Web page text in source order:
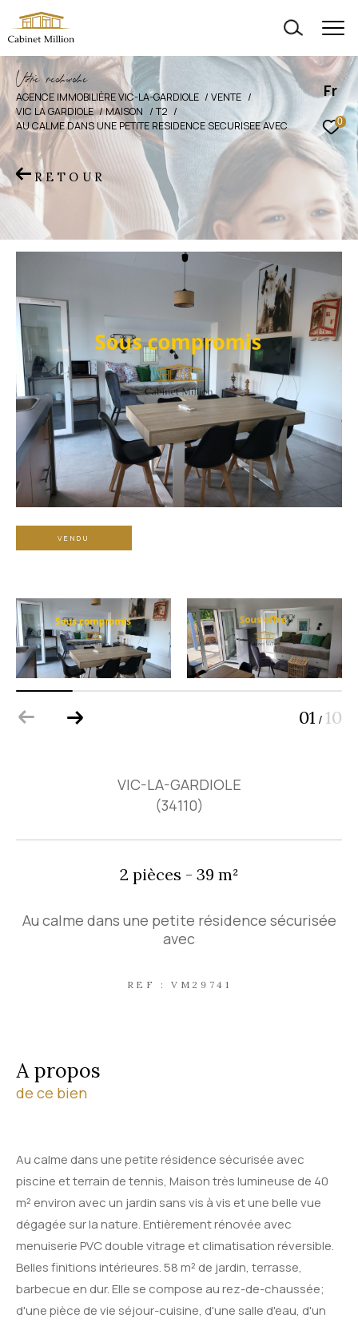
Fr
0
Vore recece
AGENCE IMMOBILIÈRE VIC-LA-GARDIOLE
VENTE
VIC LA GARDIOLE
MAISON
T2
AU CALME DANS UNE PETITE RESIDENCE SECURISEE AVEC
RETOUR
VENDU
01 / 10
VIC-LA-GARDIOLE
(34110)
2 pièces - 39 m²
Au calme dans une petite résidence sécurisée
avec
REF : VM29741
a propos
de ce bien
Au calme dans une petite résidence sécurisée avec
piscine et terrain de tennis, Maison très lumineuse de 40
m² environ avec un jardin sans vis à vis et une belle vue
dégagée sur la nature. Entièrement rénovée avec
menuiserie PVC double vitrage et climatisation réversible.
Belles finitions intérieures. 58 m² de jardin, terrasse,
barbecue en dur. Elle se compose au rez-de-chaussée;
d'une pièce de vie séjour-cuisine, d'une salle d'eau, d'un